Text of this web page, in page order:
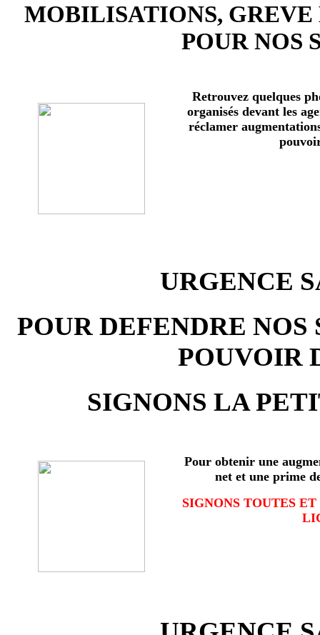
MOBILISATIONS,
POUR NOS
Retrouvez quelques
organisés devant les
réclamer
URGENCE
POUR DEFENDRE
POUVOIR
SIGNONS LA
Pour obtenir une
net et une prime
SIGNONS TOUTES